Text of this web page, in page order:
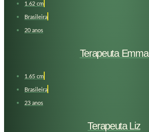
1.62 cm
Brasileira
20 anos
Terapeuta Emma
1.65 cm
Brasileira
23 anos
Terapeuta Liz